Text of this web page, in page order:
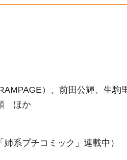
）、前田公輝、生駒
ほか
系プチコミック」連載中）